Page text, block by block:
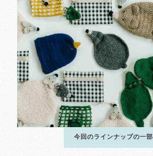
今回のラインナップの一部